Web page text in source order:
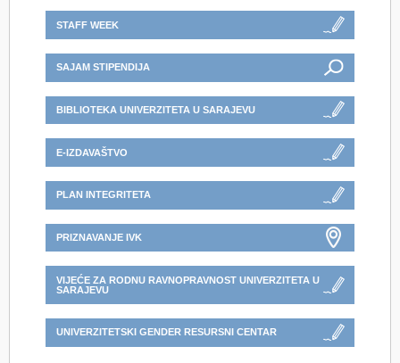
STAFF WEEK
SAJAM STIPENDIJA
BIBLIOTEKA UNIVERZITETA U SARAJEVU
E-IZDAVAŠTVO
PLAN INTEGRITETA
PRIZNAVANJE IVK
VIJEĆE ZA RODNU RAVNOPRAVNOST UNIVERZITETA U
SARAJEVU
UNIVERZITETSKI GENDER RESURSNI CENTAR